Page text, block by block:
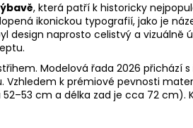
, která patří k historicky
ikonickou typografií, jako je
design naprosto celistvý a vizuálně
Modelová řada 2026 přichází
k prémiové pevnosti
cm a délka zad je cca 72